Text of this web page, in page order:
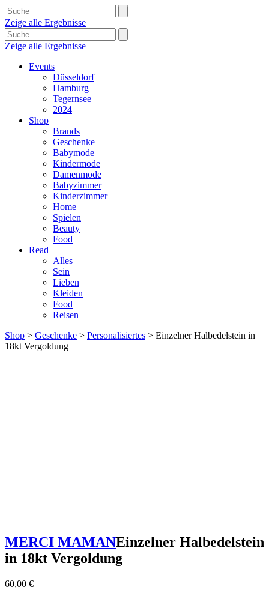
Zeige alle Ergebnisse
Zeige alle Ergebnisse
Events
Düsseldorf
Hamburg
Tegernsee
2024
Shop
Brands
Geschenke
Babymode
Kindermode
Damenmode
Babyzimmer
Kinderzimmer
Home
Spielen
Beauty
Food
Read
Alles
Sein
Lieben
Kleiden
Food
Reisen
Shop > Geschenke > Personalisiertes > Einzelner Halbedelstein in
18kt Vergoldung
MERCI MAMANEinzelner Halbedelstein
in 18kt Vergoldung
60,00 €